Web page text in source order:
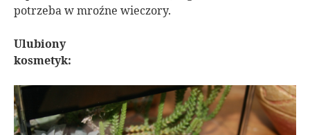
potrzeba w mroźne wieczory.
Ulubiony
kosmetyk: